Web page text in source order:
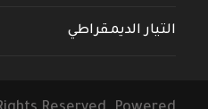
التيار الديمقراطي